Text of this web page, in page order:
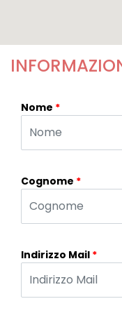
Nome *
Cognome *
Indirizzo Mail *